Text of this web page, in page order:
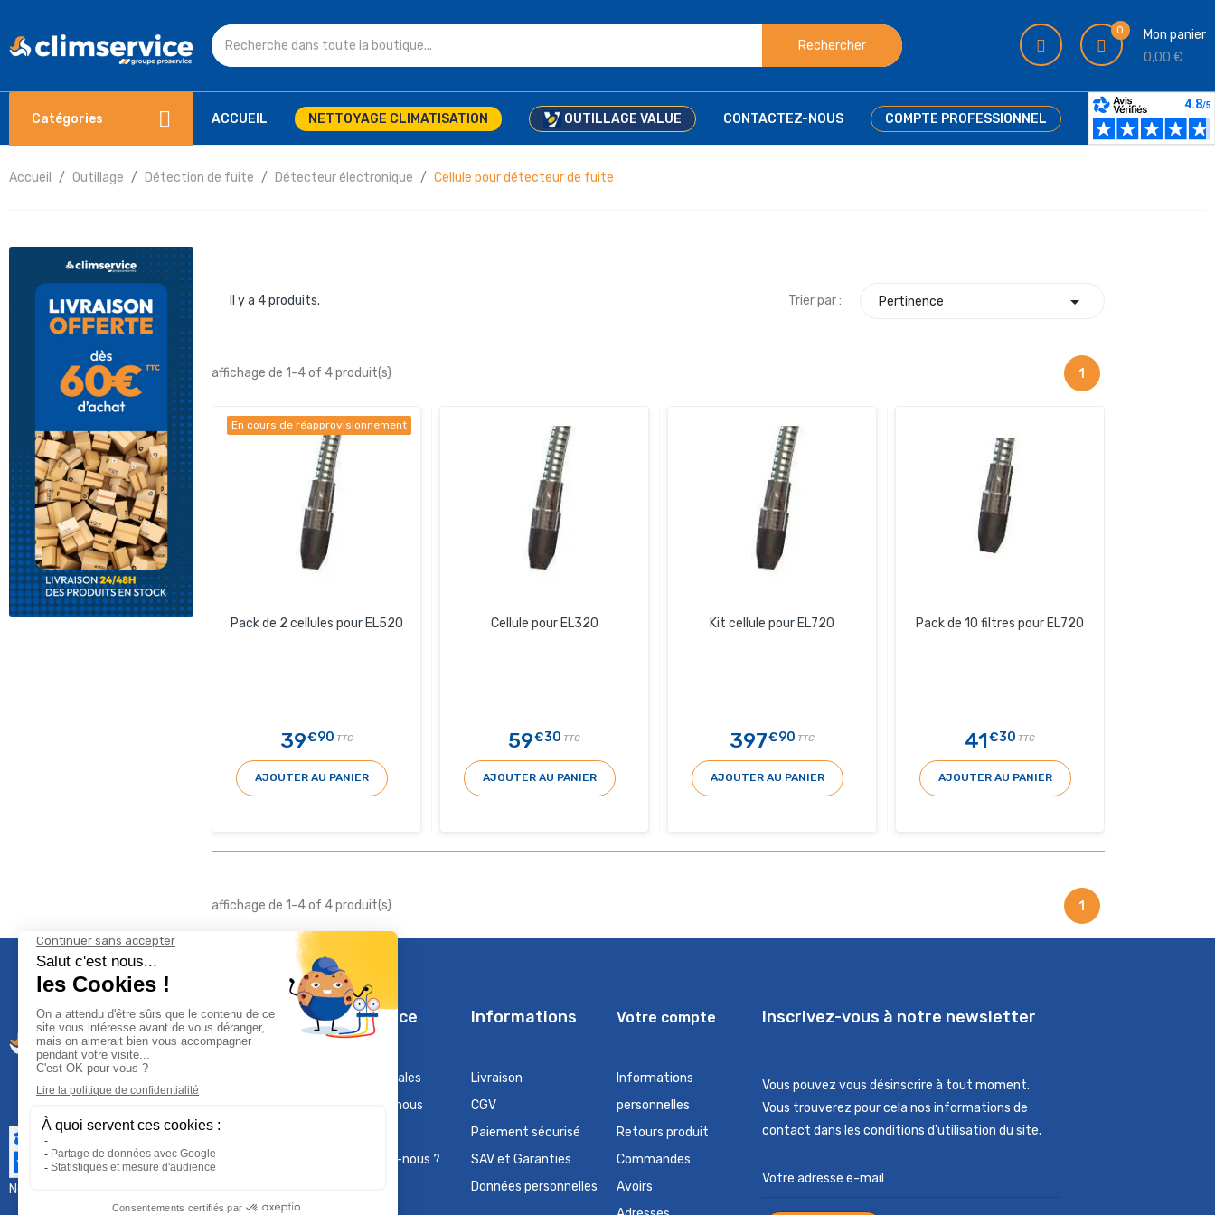
Rechercher
0
Mon panier
0,00 €
Catégories ACCUEIL NETTOYAGE CLIMATISATION OUTILLAGE VALUE CONTACTEZ-NOUS COMPTE PROFESSIONNEL
Accueil Outillage Détection de fuite Détecteur électronique Cellule pour détecteur de fuite
Il y a 4 produits. Trier par : Pertinence 
affichage de 1-4 of 4 produit(s) 1
En cours de réapprovisionnement
Pack de 2 cellules pour EL520
39€90 TTC
AJOUTER AU PANIER
Cellule pour EL320
59€30 TTC
AJOUTER AU PANIER
Kit cellule pour EL720
397€90 TTC
AJOUTER AU PANIER
Pack de 10 filtres pour EL720
41€30 TTC
AJOUTER AU PANIER
affichage de 1-4 of 4 produit(s) 1
Nous contacter :
Climservice
Mentions légales
Contactez-nous
Qui sommes-nous ?
Informations
Livraison
CGV
Paiement sécurisé
SAV et Garanties
Données personnelles
Votre compte
Informations
personnelles
Retours produit
Commandes
Avoirs
Inscrivez-vous à notre newsletter
Vous pouvez vous désinscrire à tout moment.
Vous trouverez pour cela nos informations de
contact dans les conditions d'utilisation du site.